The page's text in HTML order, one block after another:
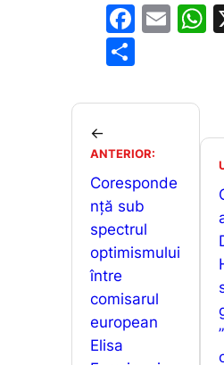
F
e
o
o
k
E
l
p
p
ta
a
z
ă
←
ANTERIOR:
Coresponde
nță sub
spectrul
optimismului
între
comisarul
european
Elisa